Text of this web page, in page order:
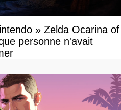
» Zelda Ocarina of
personne n'avait